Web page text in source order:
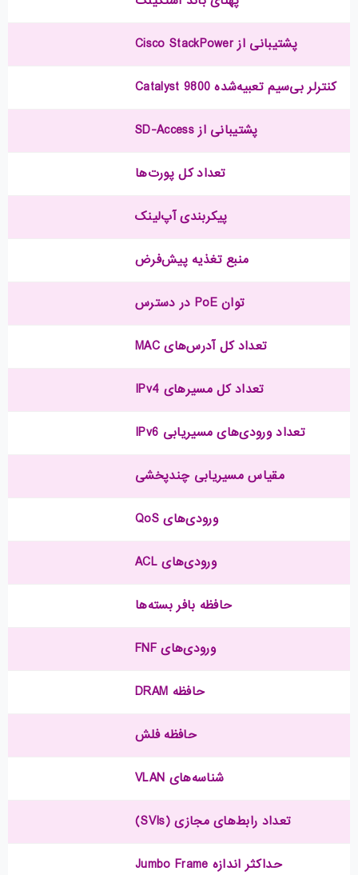
پشتیبانی از Cisco StackPower
کنترلر بی‌سیم تعبیه‌شده Catalyst 9800
پشتیبانی از SD-Access
تعداد کل پورت‌ها
پیکربندی آپ‌لینک
منبع تغذیه پیش‌فرض
توان PoE در دسترس
تعداد کل آدرس‌های MAC
تعداد کل مسیرهای IPv4
تعداد ورودی‌های مسیریابی IPv6
مقیاس مسیریابی چندپخشی
ورودی‌های QoS
ورودی‌های ACL
حافظه بافر بسته‌ها
ورودی‌های FNF
حافظه DRAM
حافظه فلش
شناسه‌های VLAN
تعداد رابط‌های مجازی (SVIs)
حداکثر اندازه Jumbo Frame